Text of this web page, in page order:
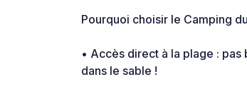
Pourquoi choisir le Camping
• Accès direct à la plage :
dans le sable !